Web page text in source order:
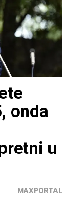
onda
u
MAXPORTAL